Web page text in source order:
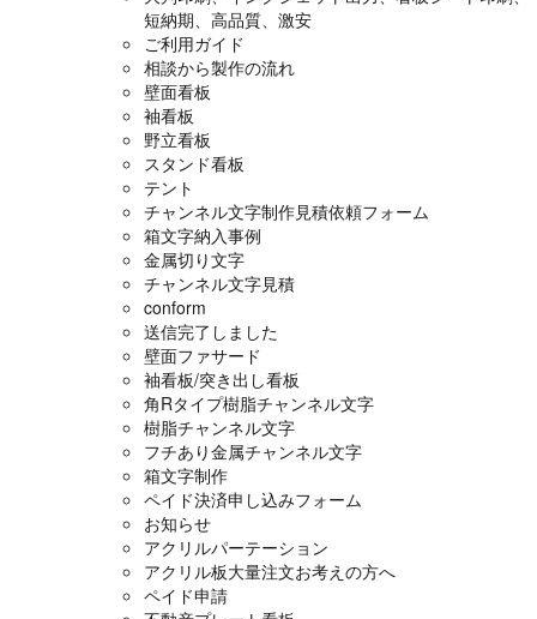
短納期、高品質、激安
ご利用ガイド
相談から製作の流れ
壁面看板
袖看板
野立看板
スタンド看板
テント
チャンネル文字制作見積依頼フォーム
箱文字納入事例
金属切り文字
チャンネル文字見積
conform
送信完了しました
壁面ファサード
袖看板/突き出し看板
角Rタイプ樹脂チャンネル文字
樹脂チャンネル文字
フチあり金属チャンネル文字
箱文字制作
ペイド決済申し込みフォーム
お知らせ
アクリルパーテーション
アクリル板大量注文お考えの方へ
ペイド申請